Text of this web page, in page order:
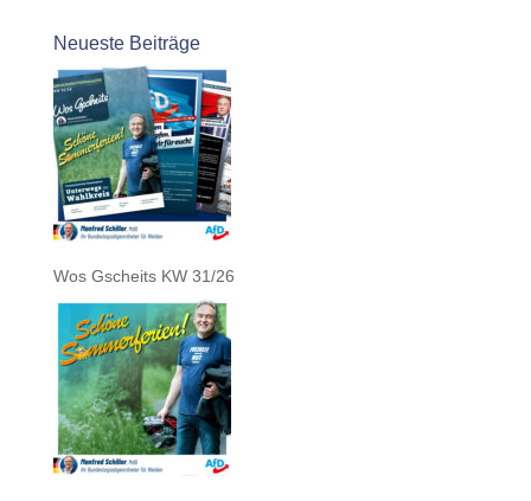
Neueste Beiträge
Wos Gscheits KW 31/26